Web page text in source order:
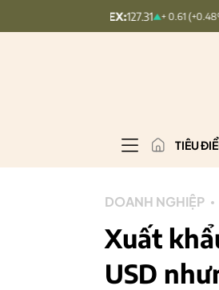
+ 0.61 (+0.48%)
TIÊU
DOANH NGHIỆP
Xuất
USD